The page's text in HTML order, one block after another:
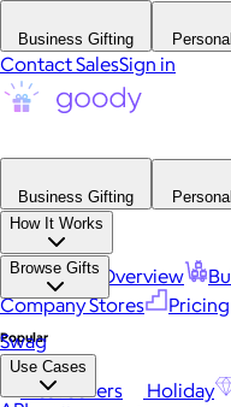
Business Gifting
Contact SalesSign in
Business Gifting
How It Works
Platform Overview
Company Stores
Pricing
Browse Gifts
Popular
Best Sellers Holiday
Swag
Use Cases